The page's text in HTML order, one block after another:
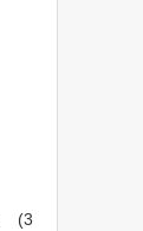
(3